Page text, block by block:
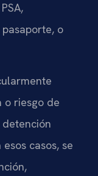
o
o riesgo de
esos casos, se